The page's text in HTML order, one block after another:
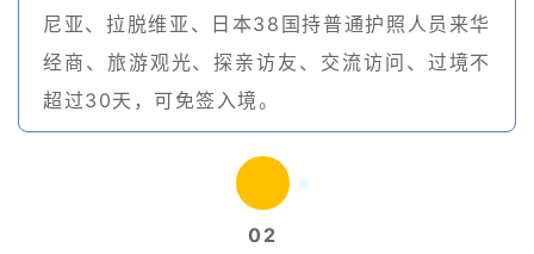
尼亚、拉脱维亚、日本38国持普通护照人员来华
经商、旅游观光、探亲访友、交流访问、过境不
超过30天，可免签入境。
02